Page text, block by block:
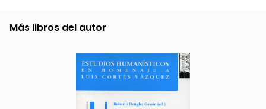
Más libros del autor